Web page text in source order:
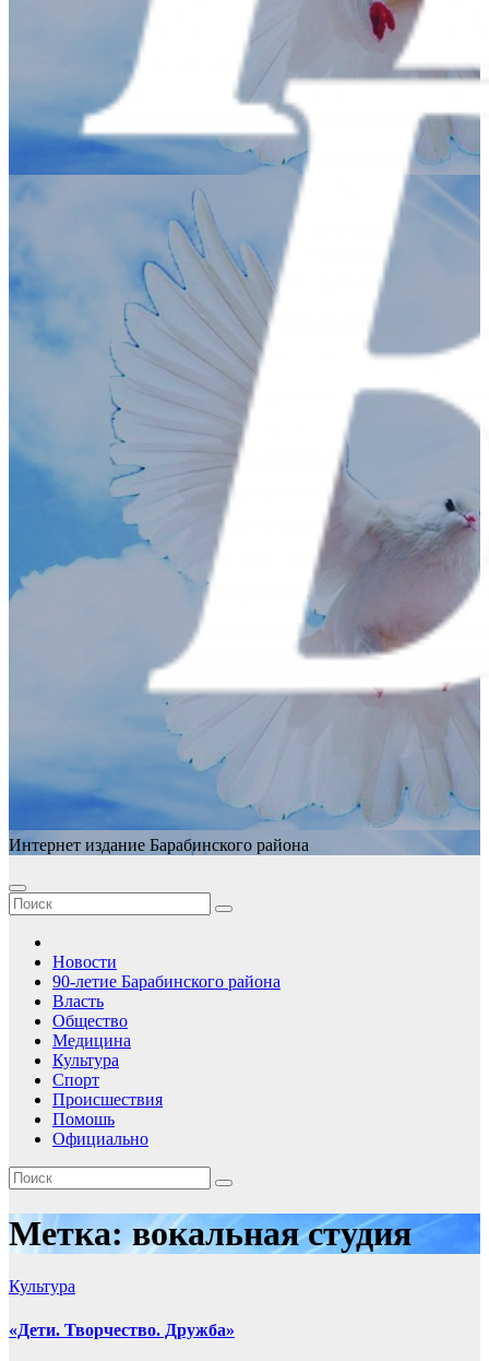
Интернет издание Барабинского района
Новости
90-летие Барабинского района
Власть
Общество
Медицина
Культура
Спорт
Происшествия
Помошь
Официально
Метка:вокальная студия
Культура
«Дети. Творчество. Дружба»